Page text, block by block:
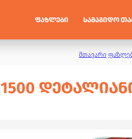
ᲤᲐᲖᲚᲔᲑᲘ ᲡᲐᲛᲐᲒᲘᲓᲝ
მთავარი
1500